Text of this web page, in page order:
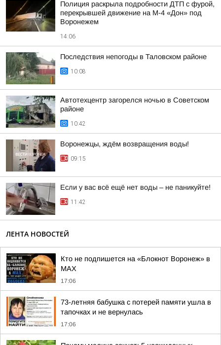
Полиция раскрыла подробности ДТП с фурой,
перекрывшей движение на М-4 «Дон» под
Воронежем
14:06
Последствия непогоды в Таловском районе
10:08
Автотехцентр загорелся ночью в Советском
районе
10:42
Воронежцы, ждём возвращения воды!
09:15
Если у вас всё ещё нет воды – не паникуйте!
11:42
ЛЕНТА НОВОСТЕЙ
Кто не подпишется на «Блокнот Воронеж» в
МАХ
17:06
73-летняя бабушка с потерей памяти ушла в
тапочках и не вернулась
17:06